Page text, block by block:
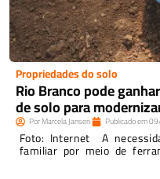
Propriedades do solo
Rio Branco pode
de solo para
PorMarcela Jansen Publicado em
Foto: Internet A
familiar por meio de